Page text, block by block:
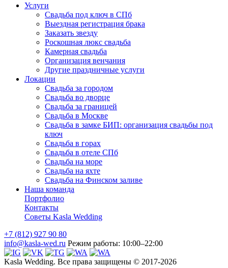
Услуги
Свадьба под ключ в СПб
Выездная регистрация брака
Заказать звезду
Роскошная люкс свадьба
Камерная свадьба
Организация венчания
Другие праздничные услуги
Локации
Свадьба за городом
Свадьба во дворце
Свадьба за границей
Свадьба в Москве
Свадьба в замке БИП: организация свадьбы под
ключ
Свадьба в горах
Свадьба в отеле СПб
Свадьба на море
Свадьба на яхте
Свадьба на Финском заливе
Наша команда
Портфолио
Контакты
Советы Kasla Wedding
+7 (812) 927 90 80
info@kasla-wed.ru Pежим работы: 10:00–22:00
Kasla Wedding. Все права защищены © 2017-2026